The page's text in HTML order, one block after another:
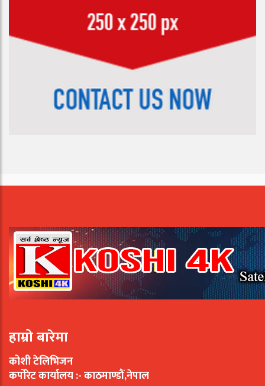
हाम्रो बारेमा
कोशी टेलिभिजन
कर्पोरेट कार्यालय :- काठमाण्डौं,नेपाल